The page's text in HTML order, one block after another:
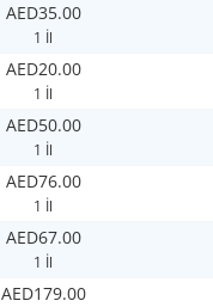
AED35.00
1 İl
AED20.00
1 İl
AED50.00
1 İl
AED76.00
1 İl
AED67.00
1 İl
AED179.00